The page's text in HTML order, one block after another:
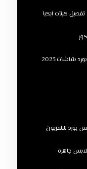
تفصيل كبتات ايكيا
شاشات 2023
بورد للتلفزيون
جاهزة